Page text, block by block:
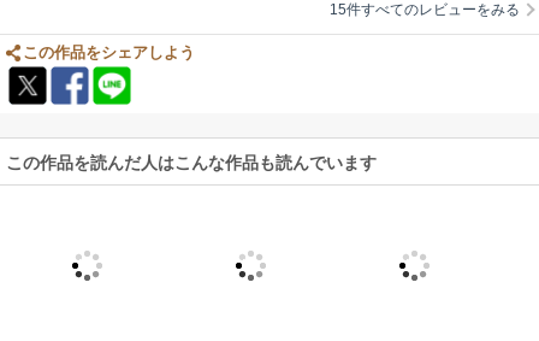
15件すべてのレビューをみる
この作品をシェアしよう
この作品を読んだ人はこんな作品も読んでいます